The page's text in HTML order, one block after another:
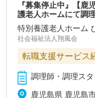
『募集停止中』【鹿
護老人ホームにて調
特別養護老人ホーム
社会福祉法人翔風会
転職支援サービス
調理師・調理ス
鹿児島県 鹿児島